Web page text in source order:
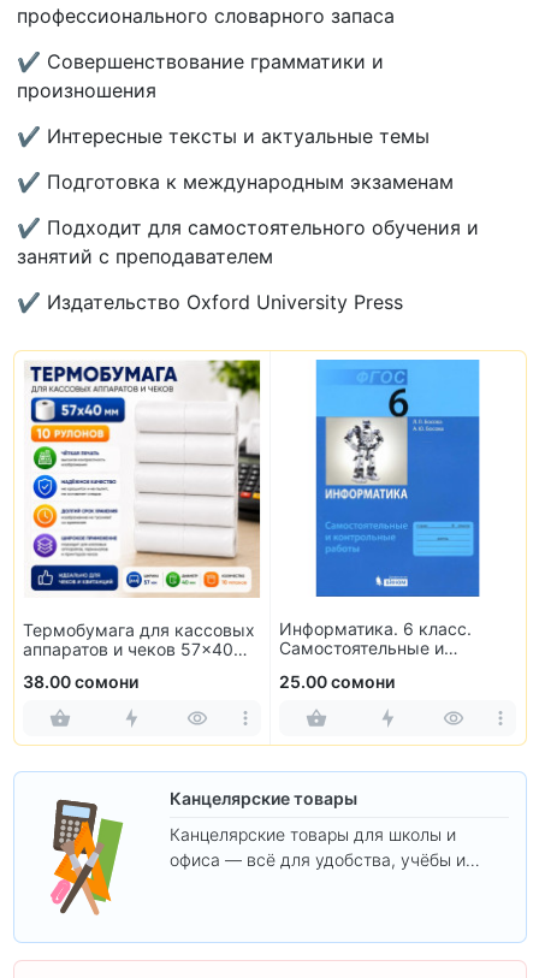
профессионального словарного запаса
✔ Совершенствование грамматики и
произношения
✔ Интересные тексты и актуальные темы
✔ Подготовка к международным экзаменам
✔ Подходит для самостоятельного обучения и
занятий с преподавателем
✔ Издательство Oxford University Press
Термобумага для кассовых
аппаратов и чеков 57×40
38.00 сомони
Информатика. 6 класс.
Самостоятельные и
25.00 сомони
Канцелярские товары
Канцелярские товары для школы и
офиса — всё для удобства, учёбы и